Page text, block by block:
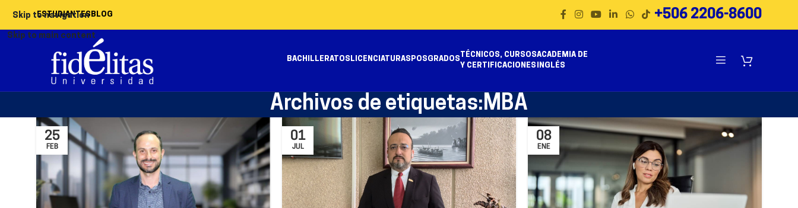
Skip to navigation
Skip to main content
ESTUDIANTES BLOG +506 2206-8600
BACHILLERATOS LICENCIATURAS POSGRADOS
TÉCNICOS, CURSOS
Y CERTIFICACIONES
ACADEMIA DE
INGLÉS
Archivos de etiquetas:MBA
25
FEB
01
JUL
08
ENE